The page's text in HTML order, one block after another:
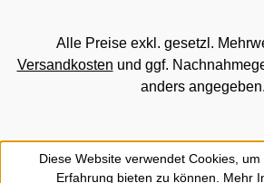
Alle Preise exkl. gesetzl.
Versandkosten und ggf.
anders angegeben.
Diese Website verwendet Cookies,
Erfahrung bieten zu können. Mehr